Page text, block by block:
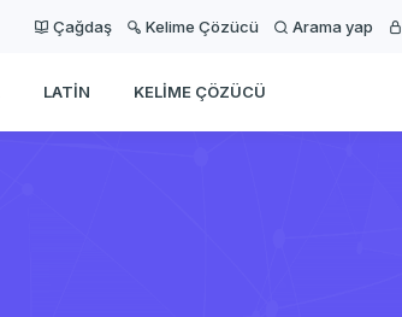
Çağdaş Kelime Çözücü Arama yap
LATIN KELIME ÇÖZÜCÜ